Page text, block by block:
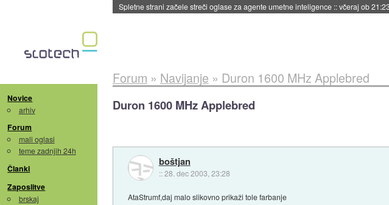
Spletne strani začele streči oglase za agente umetne inteligence ::včeraj ob
Novice
arhiv
Forum
mali oglasi
teme zadnjih 24h
Članki
Zaposlitve
brskaj
Forum » Navijanje » Duron 1600 MHz Applebred
Duron 1600 MHz Applebred
boštjan
::28. dec 2003, 23:28
AtaStrumf,daj malo slikovno prikaži tole farbanje